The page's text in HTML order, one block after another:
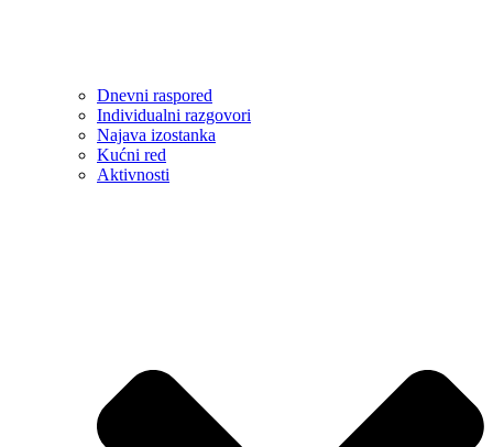
Dnevni raspored
Individualni razgovori
Najava izostanka
Kućni red
Aktivnosti